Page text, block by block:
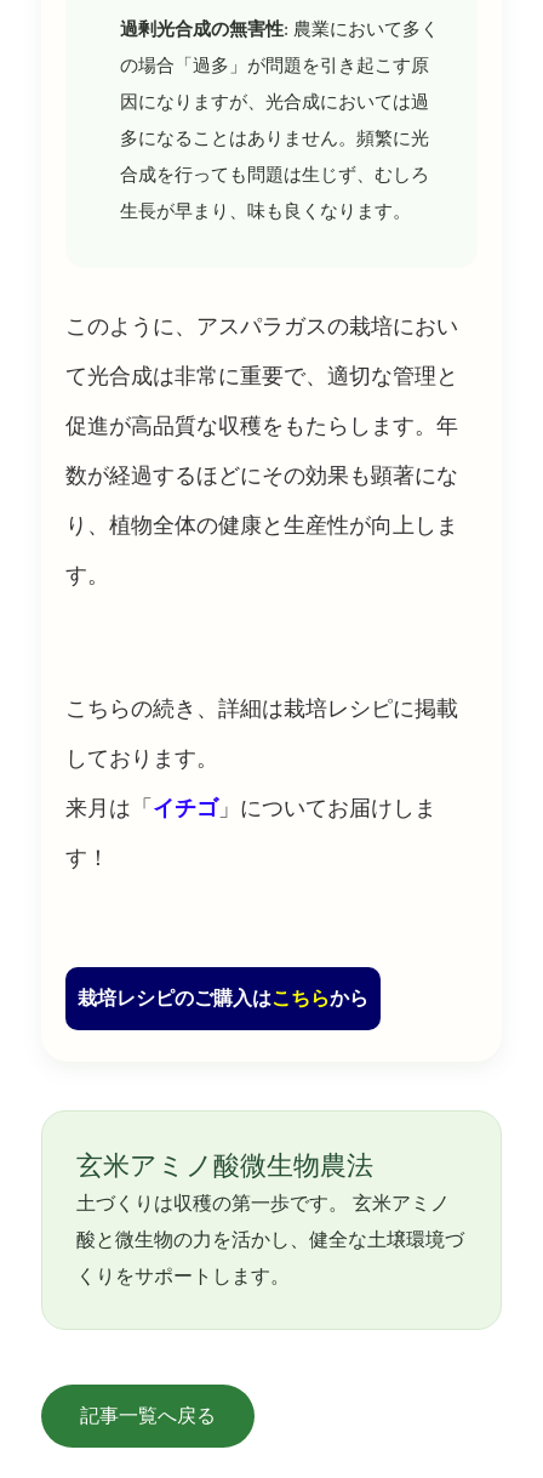
過剰光合成の無害性: 農業において多く
の場合「過多」が問題を引き起こす原
因になりますが、光合成においては過
多になることはありません。頻繁に光
合成を行っても問題は生じず、むしろ
生長が早まり、味も良くなります。
このように、アスパラガスの栽培におい
て光合成は非常に重要で、適切な管理と
促進が高品質な収穫をもたらします。年
数が経過するほどにその効果も顕著にな
り、植物全体の健康と生産性が向上しま
す。
こちらの続き、詳細は栽培レシピに掲載
しております。
来月は「 イチゴ」についてお届けしま
す！
栽培レシピのご購入はこちらから
玄米アミノ酸微生物農法
土づくりは収穫の第一歩です。 玄米アミノ
酸と微生物の力を活かし、健全な土壌環境づ
くりをサポートします。
記事一覧へ戻る